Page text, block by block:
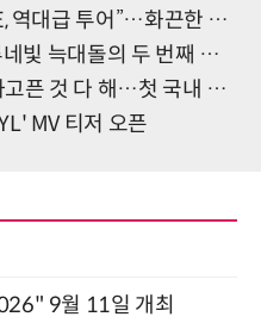
끈한 록힙합맛 오프닝 선사(현장)
발자국'…韓 첫 아레나 단콘 성료(종합)
국내 아레나콘 설렘 드러내(현장)
MV 티저 오픈
9월 11일 개최